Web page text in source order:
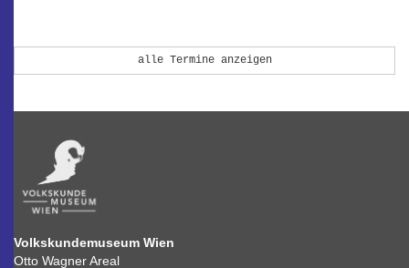
alle Termine anzeigen
Volkskundemuseum Wien
Otto Wagner Areal